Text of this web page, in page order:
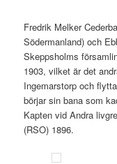
Fredrik Melker
Södermanland) och
Skeppsholms
1903, vilket är det
Ingemarstorp och
börjar sin bana som
Kapten vid Andra
(RSO) 1896.